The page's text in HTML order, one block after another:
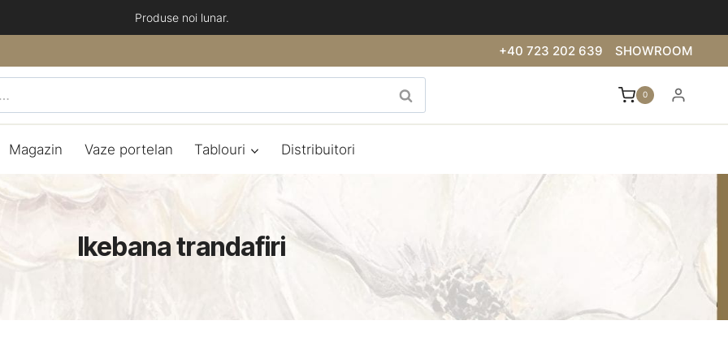
Produse noi lunar.
+40 723 202 639 SHOWROOM
0
Magazin Vaze portelan Tablouri Distribuitori
Ikebana trandafiri